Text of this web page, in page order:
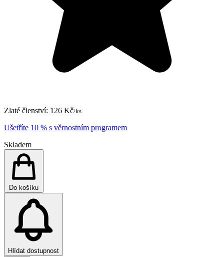
Zlaté členství: 126 Kč/ks
Ušetříte 10 % s věrnostním programem
Skladem
Do košíku
Hlídat dostupnost